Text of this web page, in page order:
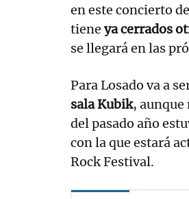
en este concierto
tiene ya cerrados
se llegará en las
Para Losado va a
sala Kubik,
del pasado año
con la que estará
Rock Festival.